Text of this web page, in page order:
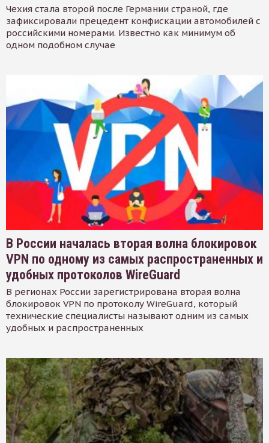
Чехия стала второй после Германии страной, где
зафиксировали прецедент конфискации автомобилей с
российскими номерами. Известно как минимум об
одном подобном случае
В России началась вторая волна блокировок
VPN по одному из самых распространенных и
удобных протоколов WireGuard
В регионах России зарегистрирована вторая волна
блокировок VPN по протоколу WireGuard, который
технические специалисты называют одним из самых
удобных и распространенных